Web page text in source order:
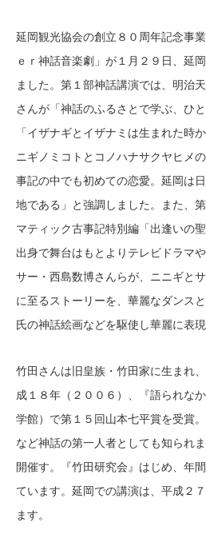
延岡観光協会の創立８０周年記念事
ｅｒ神話音楽劇」が１月２９日、延
ました。第１部神話講演では、明治
さんが「神話のふるさとで学ぶ、ひ
「イザナギとイザナミは生まれた時
ニギノミコトとコノハナサクヤヒメ
事記の中でも初めての恋愛。延岡は
地である」と強調しました。また、
マティック古事記特別編「出逢いの
出身で舞台はもとよりテレビドラマ
サー・西島数博さんらが、ニニギと
に至るストーリーを、華麗なダンス
氏の神話絵画などを駆使し華麗に表現
竹田さんは旧皇族・竹田家に生まれ
成１８年（２００６）、『語られな
学館）で第１５回山本七平賞を受賞
など神話の第一人者としても知られ
開催す。『竹田研究会』はじめ、年
ています。延岡での講演は、平成２
ます。